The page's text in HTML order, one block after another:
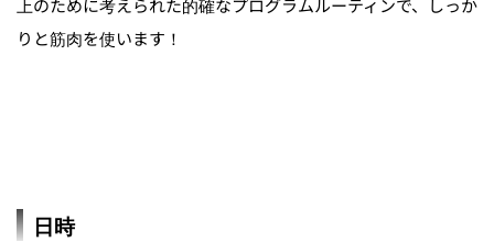
上のために考えられた的確なプログラムルーティンで、しっか
りと筋肉を使います！
日時